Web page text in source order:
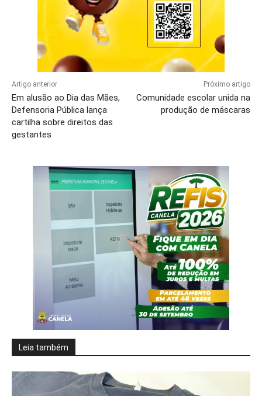
Artigo anterior
Em alusão ao Dia das Mães,
Defensoria Pública lança
cartilha sobre direitos das
gestantes
Próximo artigo
Comunidade escolar unida na
produção de máscaras
Leia também